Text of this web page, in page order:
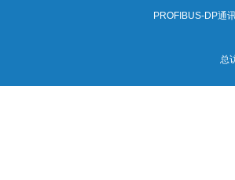
PROFIBUS-DP通
总